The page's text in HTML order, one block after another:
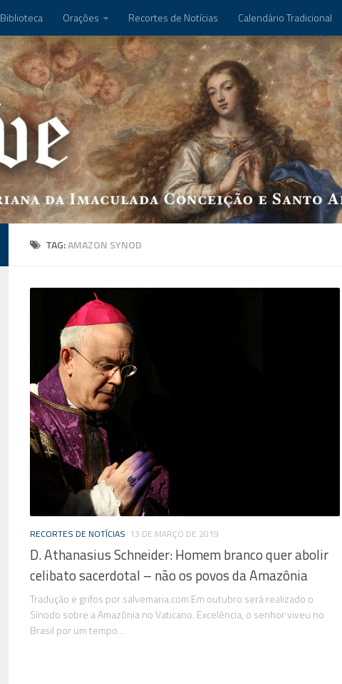
Biblioteca Orações Recortes de Notícias Calendário Tradicional
TAG:AMAZON SYNOD
RECORTES DE NOTÍCIAS 13 DE MARÇO DE 2019
D. Athanasius Schneider: Homem branco quer abolir
celibato sacerdotal – não os povos da Amazônia
Tradução e grifos por salvemaria.com Em outubro será realizado o
Sínodo sobre a Amazônia no Vaticano. Excelência, o senhor viveu no
Brasil por um tempo...